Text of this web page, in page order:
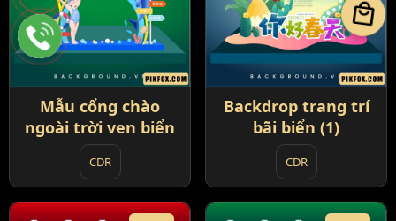
Mẫu cổng chào
ngoài trời ven biển
CDR
Backdrop trang trí
bãi biển (1)
CDR
local_mall